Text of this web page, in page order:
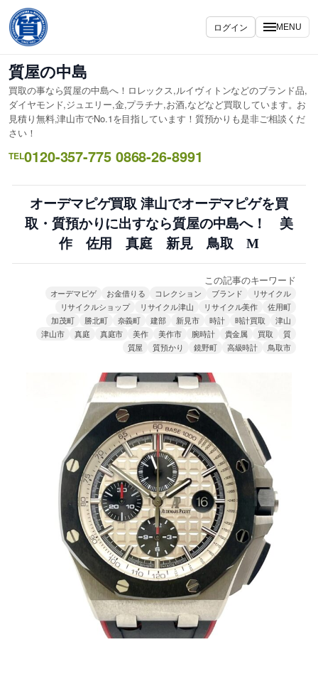
容
を
ス
キ
ッ
プ
ログイン MENU
質屋の中島
買取の事なら質屋の中島へ！ロレックス,ルイヴィトンなどのブランド品,
ダイヤモンド,ジュエリー,金,プラチナ,お酒,などなど買取しています。お
見積り無料,津山市でNo.1を目指しています！質預かりも是非ご相談くだ
さい！
TEL0120-357-775 0868-26-8991
オーデマピゲ買取 津山でオーデマピゲを買
取・質預かりに出すなら質屋の中島へ！ 美
作 佐用 真庭 新見 鳥取 M
この記事のキーワード
オーデマピゲ お金借りる コレクション ブランド
リサイクル
リサイクルショップ
リサイクル津山 リサイクル美作
佐用町
加茂町
勝北町 奈義町 建部 新見市 時計 時計買取
津山
津山市
真庭 真庭市 美作 美作市 腕時計 貴金属 買取
質
質屋
質預かり 鏡野町 高級時計 鳥取市